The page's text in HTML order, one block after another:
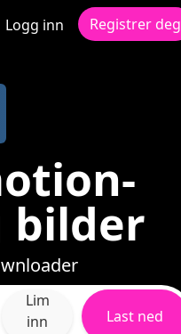
Logg inn Registrer deg
bilder
Lim
inn
Last ned